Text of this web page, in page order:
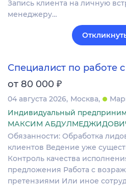
Запись клиента на личную
менеджеру…
Специалист по работе
от 80 000 ₽
04 августа 2026 Москва
Индивидуальный
МАКСИМ
Обязанности: Обработка
клиентов Ведение уже
Контроль качества
предложения Работа с
претензиями Или иное